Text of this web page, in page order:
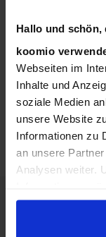
Hallo und schön,
koomio
Webseiten im
Inhalte und
soziale Medien
unsere Website
Informationen zu
an unsere
Analysen weiter.
zusammen, die
im Rahmen